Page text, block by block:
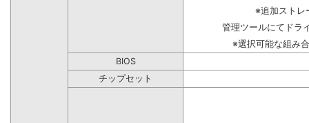
※追加ストレ
管理ツールにてドラ
※選択可能な組み
BIOS
チップセット